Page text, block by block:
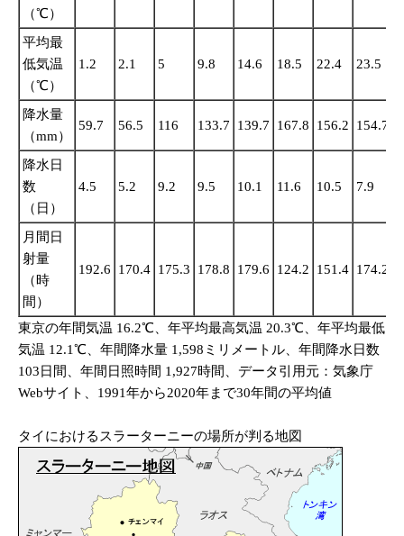
（℃）
平均最
低気温
（℃）
1.2 2.1 5 9.8 14.6 18.5 22.4 23.5
降水量
（mm）
59.7 56.5 116 133.7 139.7 167.8 156.2 154.7
降水日
数
（日）
4.5 5.2 9.2 9.5 10.1 11.6 10.5 7.9
月間日
射量
（時
間）
192.6 170.4 175.3 178.8 179.6 124.2 151.4 174.2
東京の年間気温 16.2℃、年平均最高気温 20.3℃、年平均最低
気温 12.1℃、年間降水量 1,598ミリメートル、年間降水日数
103日間、年間日照時間 1,927時間、データ引用元：気象庁
Webサイト、1991年から2020年まで30年間の平均値
タイにおけるスラーターニーの場所が判る地図